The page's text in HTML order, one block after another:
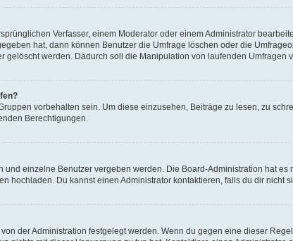
Verfasser, einem Moderator oder einem Administrator
hat, dann können Benutzer die Umfrage löschen oder die
gelöscht werden. Dadurch soll die Manipulation von laufenden Umfragen
vorbehalten sein. Um diese einzusehen, Beiträge zu lesen, zu
Berechtigungen.
und einzelne Benutzer vergeben werden. Die Board-Administration hat
hochladen. Du kannst einen Administrator kontaktieren, falls du dir nicht
der Administration festgelegt werden. Wenn du gegen eine dieser